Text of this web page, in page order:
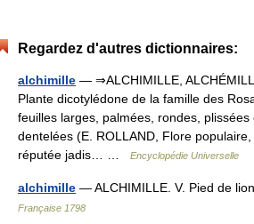
Regardez d'autres dictionnaires:
alchimille — ⇒ALCHIMILLE,
Plante dicotylédone de la famille des
feuilles larges, palmées, rondes,
dentelées (E. ROLLAND, Flore populaire,
réputée jadis… …
Encyclopédie Universelle
alchimille — ALCHIMILLE. V. Pied de
Française 1798